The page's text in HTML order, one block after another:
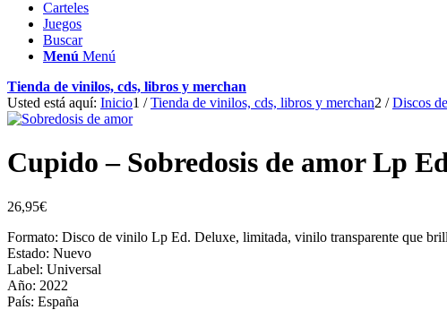
Carteles
Juegos
Buscar
Menú Menú
Tienda de vinilos, cds, libros y merchan
Usted está aquí: Inicio1 / Tienda de vinilos, cds, libros y merchan2 / Discos
Cupido – Sobredosis de amor Lp
26,95€
Formato: Disco de vinilo Lp Ed. Deluxe, limitada, vinilo transparente que
Estado: Nuevo
Label: Universal
Año: 2022
País: España